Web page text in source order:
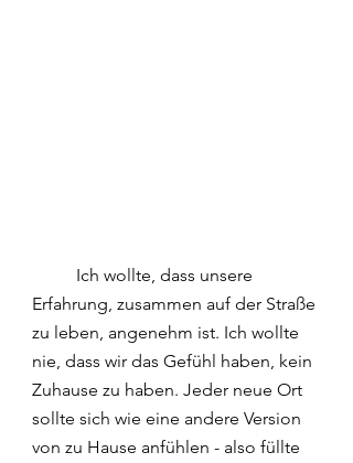
Erfahrung, zusammen auf der Straße
zu leben, angenehm ist. Ich wollte
nie, dass wir das Gefühl haben, kein
Zuhause zu haben. Jeder neue Ort
sollte sich wie eine andere Version
von zu Hause anfühlen - also füllte